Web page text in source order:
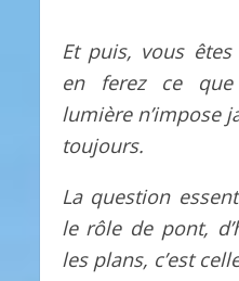
Et puis, vous
en ferez ce
lumière n’impose
toujours.
La question
le rôle de pont,
les plans, c’est